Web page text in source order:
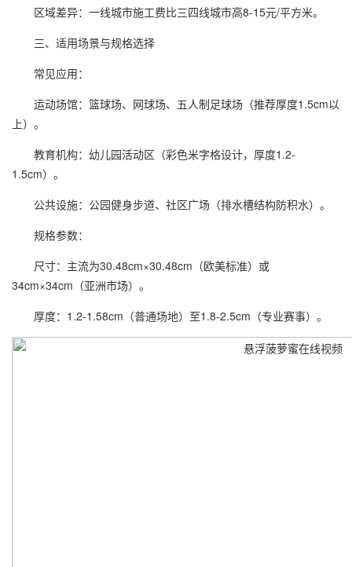
区域差异：一线城市施工费比三四线城市高8-15元/平方米。
三、适用场景与规格选择
常见应用：
运动场馆：篮球场、网球场、五人制足球场（推荐厚度1.5cm以
上）。
教育机构：幼儿园活动区（彩色米字格设计，厚度1.2-
1.5cm）。
公共设施：公园健身步道、社区广场（排水槽结构防积水）。
规格参数：
尺寸：主流为30.48cm×30.48cm（欧美标准）或
34cm×34cm（亚洲市场）。
厚度：1.2-1.58cm（普通场地）至1.8-2.5cm（专业赛事）。